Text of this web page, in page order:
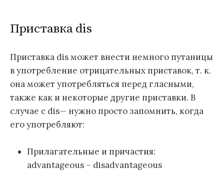
Приставка dis
Приставка dis может внести немного путаницы
в употребление отрицательных приставок, т. к.
она может употребляться перед гласными,
также как и некоторые другие приставки. В
случае с dis— нужно просто запомнить, когда
его употребляют:
Прилагательные и причастия:
advantageous – disadvantageous